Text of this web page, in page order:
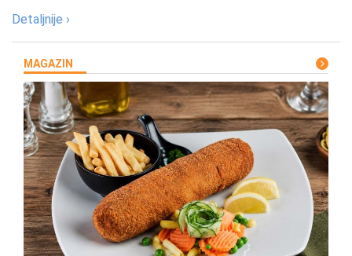
Detaljnije ›
MAGAZIN